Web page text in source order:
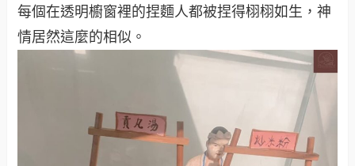
每個在透明櫥窗裡的捏麵人都被捏得栩栩如生，神
情居然這麼的相似。